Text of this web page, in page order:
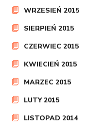
WRZESIEŃ 2015
SIERPIEŃ 2015
CZERWIEC 2015
KWIECIEŃ 2015
MARZEC 2015
LUTY 2015
LISTOPAD 2014